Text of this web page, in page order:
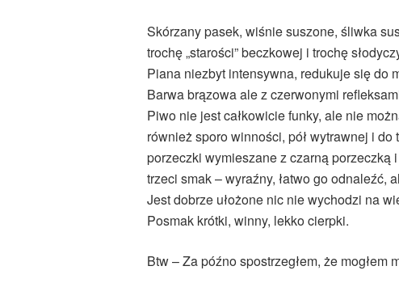
Skórzany pasek, wiśnie suszone, śliwka
trochę „starości” beczkowej i trochę
Piana niezbyt intensywna, redukuje się do
Barwa brązowa ale z czerwonymi
Piwo nie jest całkowicie funky, ale nie
również sporo winności, pół wytrawnej i
porzeczki wymieszane z czarną porzeczką
trzeci smak – wyraźny, łatwo go odnaleźć,
Jest dobrze ułożone nic nie wychodzi na
Posmak krótki, winny, lekko cierpki.
Btw – Za późno spostrzegłem, że